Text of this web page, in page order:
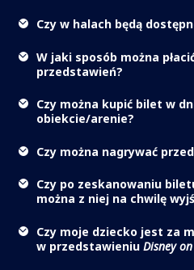
Czy w halach będą
W jaki sposób można
przedstawień?
Czy można kupić bilet w
obiekcie/arenie?
Czy można nagrywać
Czy po zeskanowaniu
można z niej na chwilę
Czy moje dziecko jest za
w przedstawieniu Disney